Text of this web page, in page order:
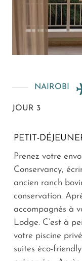
NAIROBI
JOUR 3
PETIT-
Prenez votre
Conservancy,
ancien ranch
conservation.
accompagnés à
Lodge. C’est à
votre piscine
suites éco-